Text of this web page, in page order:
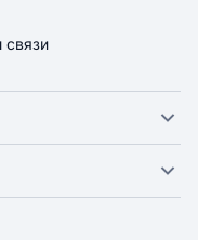
связи